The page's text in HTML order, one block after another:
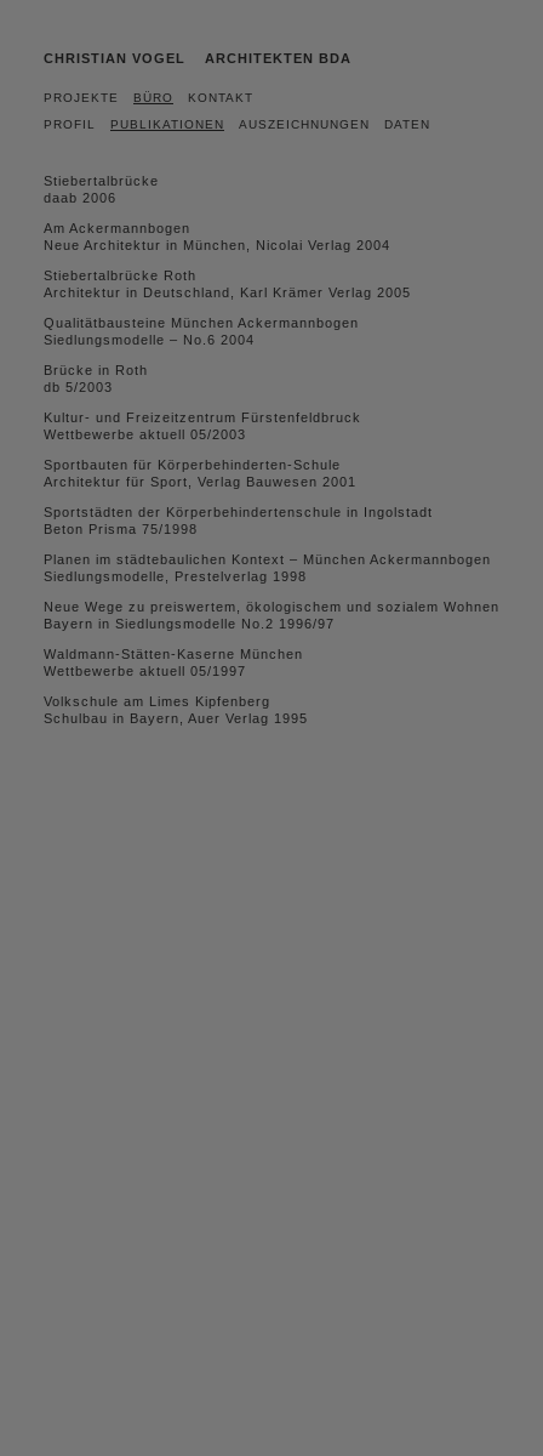
CHRISTIAN VOGEL ARCHITEKTEN BDA
PROJEKTE BÜRO
KONTAKT
PROFIL
PUBLIKATIONEN AUSZEICHNUNGEN DATEN
Stiebertalbrücke
daab 2006
Am Ackermannbogen
Neue Architektur in München, Nicolai Verlag 2004
Stiebertalbrücke Roth
Architektur in Deutschland, Karl Krämer Verlag 2005
Qualitätbausteine München Ackermannbogen
Siedlungsmodelle – No.6 2004
Brücke in Roth
db 5/2003
Kultur- und Freizeitzentrum Fürstenfeldbruck
Wettbewerbe aktuell 05/2003
Sportbauten für Körperbehinderten-Schule
Architektur für Sport, Verlag Bauwesen 2001
Sportstädten der Körperbehindertenschule in Ingolstadt
Beton Prisma 75/1998
Planen im städtebaulichen Kontext – München Ackermannbogen
Siedlungsmodelle, Prestelverlag 1998
Neue Wege zu preiswertem, ökologischem und sozialem Wohnen
Bayern in Siedlungsmodelle No.2 1996/97
Waldmann-Stätten-Kaserne München
Wettbewerbe aktuell 05/1997
Volkschule am Limes Kipfenberg
Schulbau in Bayern, Auer Verlag 1995